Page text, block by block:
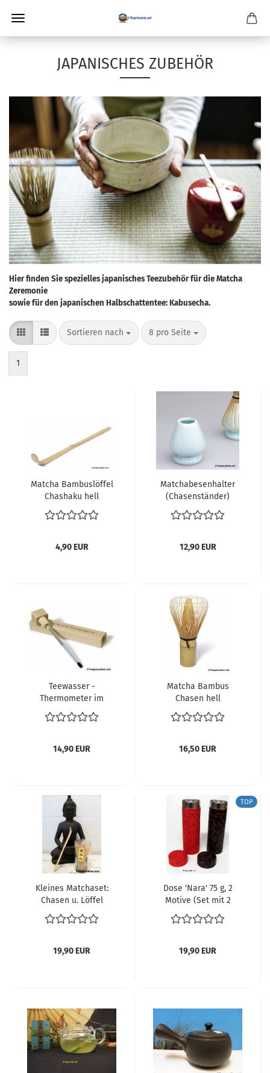
JAPANISCHES ZUBEHÖR
Hier finden Sie spezielles japanisches Teezubehör für die Matcha
Zeremonie
sowie für den japanischen Halbschattentee: Kabusecha.
Sortieren nach
Sortieren nach 8 pro Seite
pro Seite
1
Matcha Bambuslöffel
Chashaku hell
4,90 EUR
Matchabesenhalter
(Chasenständer)
hellblau
12,90 EUR
Teewasser -
Thermometer im
Holzkasten
14,90 EUR
Matcha Bambus
Chasen hell
16,50 EUR
Kleines Matchaset:
Chasen u. Löffel
19,90 EUR
TOP
Dose 'Nara' 75 g, 2
Motive (Set mit 2
Teedosen)
19,90 EUR